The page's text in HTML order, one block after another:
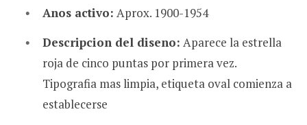
Anos activo: Aprox. 1900-1954
Descripcion del diseno: Aparece la estrella
roja de cinco puntas por primera vez.
Tipografia mas limpia, etiqueta oval comienza a
establecerse